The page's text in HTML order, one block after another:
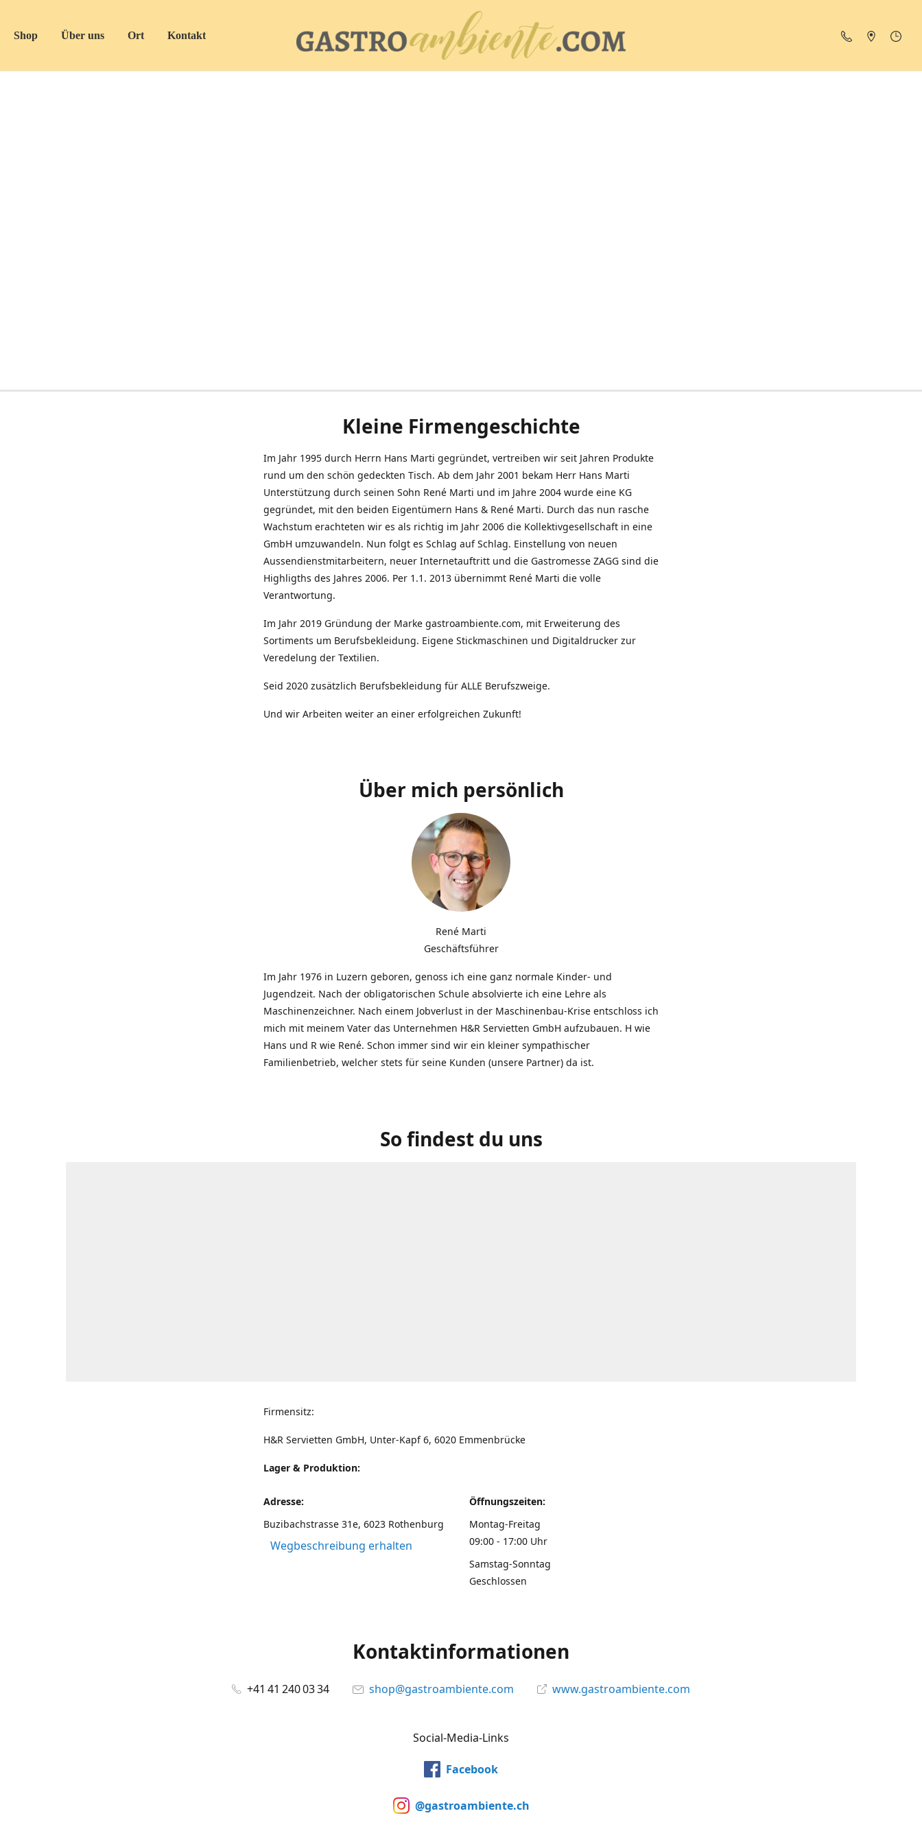
Shop Über uns Ort Kontakt
Kleine Firmengeschichte
Im Jahr 1995 durch Herrn Hans Marti gegründet, vertreiben wir seit Jahren Produkte
rund um den schön gedeckten Tisch. Ab dem Jahr 2001 bekam Herr Hans Marti
Unterstützung durch seinen Sohn René Marti und im Jahre 2004 wurde eine KG
gegründet, mit den beiden Eigentümern Hans & René Marti. Durch das nun rasche
Wachstum erachteten wir es als richtig im Jahr 2006 die Kollektivgesellschaft in eine
GmbH umzuwandeln. Nun folgt es Schlag auf Schlag. Einstellung von neuen
Aussendienstmitarbeitern, neuer Internetauftritt und die Gastromesse ZAGG sind die
Highligths des Jahres 2006. Per 1.1. 2013 übernimmt René Marti die volle
Verantwortung.
Im Jahr 2019 Gründung der Marke gastroambiente.com, mit Erweiterung des
Sortiments um Berufsbekleidung. Eigene Stickmaschinen und Digitaldrucker zur
Veredelung der Textilien.
Seid 2020 zusätzlich Berufsbekleidung für ALLE Berufszweige.
Und wir Arbeiten weiter an einer erfolgreichen Zukunft!
Über mich persönlich
René Marti
Geschäftsführer
Im Jahr 1976 in Luzern geboren, genoss ich eine ganz normale Kinder- und
Jugendzeit. Nach der obligatorischen Schule absolvierte ich eine Lehre als
Maschinenzeichner. Nach einem Jobverlust in der Maschinenbau-Krise entschloss ich
mich mit meinem Vater das Unternehmen H&R Servietten GmbH aufzubauen. H wie
Hans und R wie René. Schon immer sind wir ein kleiner sympathischer
Familienbetrieb, welcher stets für seine Kunden (unsere Partner) da ist.
So findest du uns
Firmensitz:
H&R Servietten GmbH, Unter-Kapf 6, 6020 Emmenbrücke
Lager & Produktion:
Adresse:
Buzibachstrasse 31e, 6023 Rothenburg
Wegbeschreibung erhalten
Öffnungszeiten:
Montag-Freitag
09:00 - 17:00 Uhr
Samstag-Sonntag
Geschlossen
Kontaktinformationen
+41 41 240 03 34 shop@gastroambiente.com www.gastroambiente.com
Social-Media-Links
Facebook
@gastroambiente.ch